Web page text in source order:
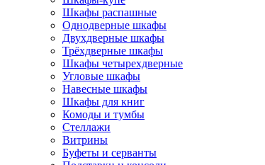
Шкафы распашные
Однодверные шкафы
Двухдверные шкафы
Трёхдверные шкафы
Шкафы четырехдверные
Угловые шкафы
Навесные шкафы
Шкафы для книг
Комоды и тумбы
Стеллажи
Витрины
Буфеты и серванты